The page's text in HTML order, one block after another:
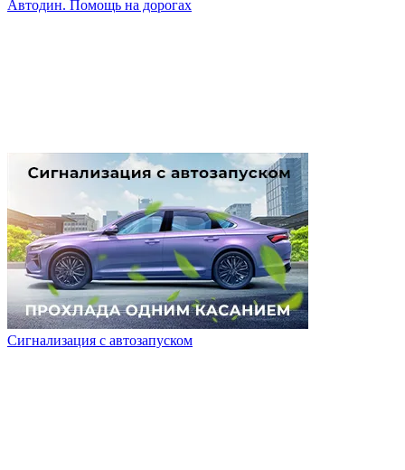
Автодин. Помощь на дорогах
Сигнализация с автозапуском